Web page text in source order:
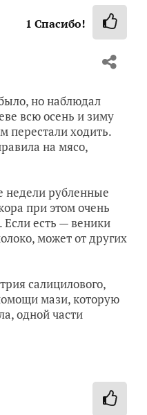
1 Спасибо!
но наблюдал
всю осень и зиму
перестали ходить.
на мясо,
недели рубленные
при этом очень
есть — веники
может от других
салицилового,
мази, которую
одной части